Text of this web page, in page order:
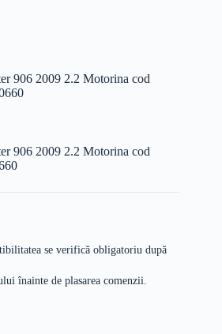
906 2009 2.2 Motorina cod
906 2009 2.2 Motorina cod
se verifică obligatoriu după
înainte de plasarea comenzii.